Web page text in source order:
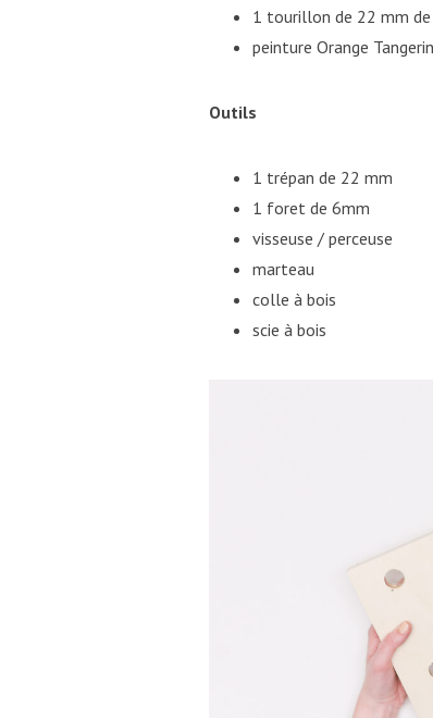
1 tourillon de 22 mm
peinture Orange
Outils
1 trépan de 22 mm
1 foret de 6mm
visseuse / perceuse
marteau
colle à bois
scie à bois